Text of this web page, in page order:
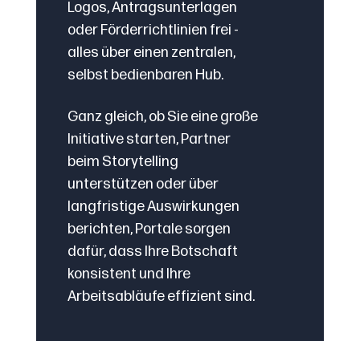
Logos, Antragsunterlagen
oder Förderrichtlinien frei -
alles über einen zentralen,
selbst bedienbaren Hub.
Ganz gleich, ob Sie eine große
Initiative starten, Partner
beim Storytelling
unterstützen oder über
langfristige Auswirkungen
berichten, Portale sorgen
dafür, dass Ihre Botschaft
konsistent und Ihre
Arbeitsabläufe effizient sind.